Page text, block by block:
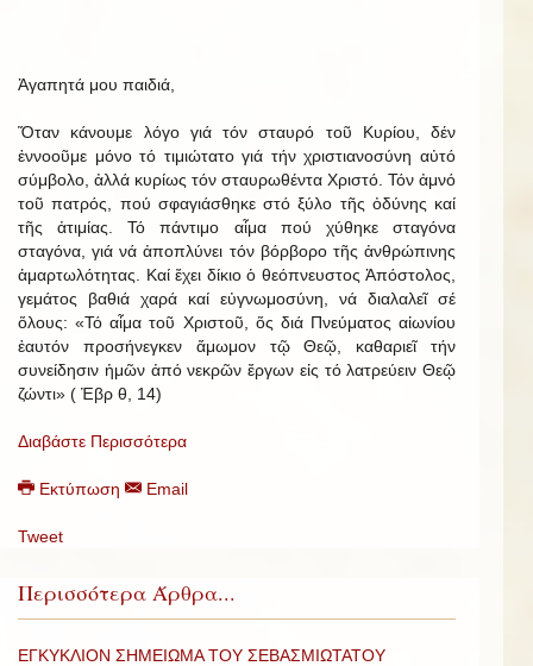
Ἀγαπητά μου παιδιά,
Ὅταν κάνουμε λόγο γιά τόν σταυρό τοῦ Κυρίου, δέν
ἐννοοῦμε μόνο τό τιμιώτατο γιά τήν χριστιανοσύνη αὐτό
σύμβολο, ἀλλά κυρίως τόν σταυρωθέντα Χριστό. Τόν ἀμνό
τοῦ πατρός, πού σφαγιάσθηκε στό ξύλο τῆς ὀδύνης καί
τῆς ἀτιμίας. Τό πάντιμο αἷμα πού χύθηκε σταγόνα
σταγόνα, γιά νά ἀποπλύνει τόν βόρβορο τῆς ἀνθρώπινης
ἁμαρτωλότητας. Καί ἔχει δίκιο ὁ θεόπνευστος Ἀπόστολος,
γεμάτος βαθιά χαρά καί εὐγνωμοσύνη, νά διαλαλεῖ σέ
ὅλους: «Τό αἷμα τοῦ Χριστοῦ, ὅς διά Πνεύματος αἰωνίου
ἑαυτόν προσήνεγκεν ἄμωμον τῷ Θεῷ, καθαριεῖ τήν
συνείδησιν ἡμῶν ἀπό νεκρῶν ἔργων εἰς τό λατρεύειν Θεῷ
ζώντι» ( Ἐβρ θ, 14)
Διαβάστε Περισσότερα
Εκτύπωση Email
Tweet
Περισσότερα Άρθρα...
ΕΓΚΥΚΛΙΟΝ ΣΗΜΕΙΩΜΑ ΤΟΥ ΣΕΒΑΣΜΙΩΤΑΤΟΥ